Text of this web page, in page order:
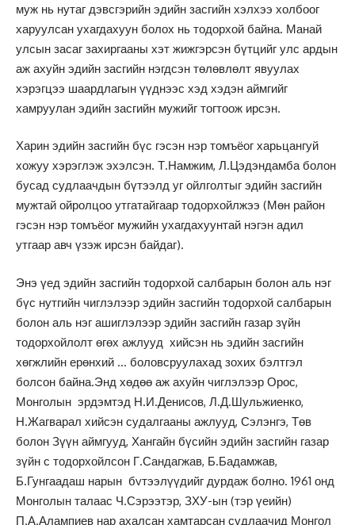
муж нь нутаг дэвсгэрийн эдийн засгийн хэлхээ холбоог
харуулсан ухагдахуун болох нь тодорхой байна. Манай
улсын засаг захиргааны хэт жижгэрсэн бүтцийг улс ардын
аж ахуйн эдийн засгийн нэгдсэн төлөвлөлт явуулах
хэрэгцээ шаардлагын үүднээс хэд хэдэн аймгийг
хамруулан эдийн засгийн мужийг тогтоож ирсэн.
Харин эдийн засгийн бүс гэсэн нэр томъёог харьцангуй
хожуу хэрэглэж эхэлсэн. Т.Намжим, Л.Цэдэндамба болон
бусад судлаачдын бүтээлд уг ойлголтыг эдийн засгийн
мужтай ойролцоо утгатайгаар тодорхойлжээ (Мөн район
гэсэн нэр томъёог мужийн ухагдахуунтай нэгэн адил
утгаар авч үзэж ирсэн байдаг).
Энэ үед эдийн засгийн тодорхой салбарын болон аль нэг
бүс нутгийн чиглэлээр эдийн засгийн тодорхой салбарын
болон аль нэг ашиглэлээр эдийн засгийн газар зүйн
тодорхойлолт өгөх ажлууд хийсэн нь эдийн засгийн
хөгжлийн ерөнхий … боловсруулахад зохих бэлтгэл
болсон байна.Энд хөдөө аж ахуйн чиглэлээр Орос,
Монголын эрдэмтэд Н.И.Денисов, Л.Д.Шульжиенко,
Н.Жагварал хийсэн судалгааны ажлууд, Сэлэнгэ, Төв
болон Зүүн аймгууд, Хангайн бүсийн эдийн засгийн газар
зүйн с тодорхойлсон Г.Сандагжав, Б.Бадамжав,
Б.Гунгаадаш нарын бvтээлүүдийг дурдаж болно. 1961 онд
Монголын талаас Ч.Сэрээтэр, ЗХУ-ын (тэр үеийн)
П.А.Алампиев нар ахалсан хамтарсан судлаачид Монгол